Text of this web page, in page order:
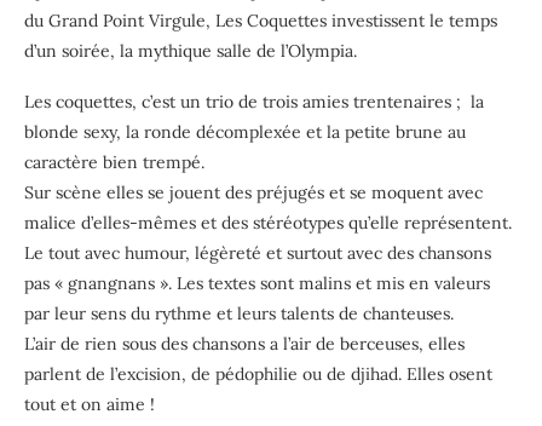
du Grand Point Virgule, Les Coquettes investissent le temps
d’un soirée, la mythique salle de l’Olympia.
Les coquettes, c’est un trio de trois amies trentenaires ; la
blonde sexy, la ronde décomplexée et la petite brune au
caractère bien trempé.
Sur scène elles se jouent des préjugés et se moquent avec
malice d’elles-mêmes et des stéréotypes qu’elle représentent.
Le tout avec humour, légèreté et surtout avec des chansons
pas « gnangnans ». Les textes sont malins et mis en valeurs
par leur sens du rythme et leurs talents de chanteuses.
L’air de rien sous des chansons a l’air de berceuses, elles
parlent de l’excision, de pédophilie ou de djihad. Elles osent
tout et on aime !